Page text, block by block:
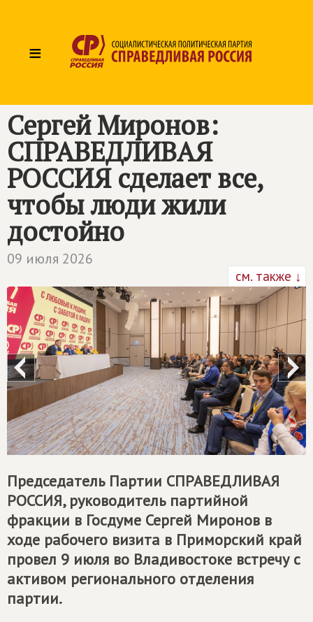
≡
Сергей Миронов:
СПРАВЕДЛИВАЯ
РОССИЯсделает все,
чтобы люди жили
достойно
09 июля 2026
см. также ↓
Председатель Партии СПРАВЕДЛИВАЯ
РОССИЯ, руководитель партийной
фракции в Госдуме Сергей Миронов в
ходе рабочего визита в Приморский край
провел 9 июля во Владивостоке встречу с
активом регионального отделения
партии.